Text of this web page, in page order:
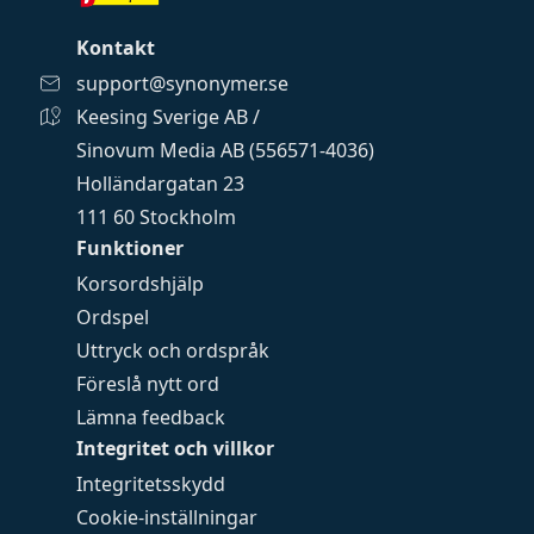
Funktioner
Korsordshjälp
Ordspel
Uttryck och ordspråk
Föreslå nytt ord
Lämna feedback
Integritet och villkor
Integritetsskydd
Cookie-inställningar
Kontakt
support@synonymer.se
Keesing Sverige AB /
Sinovum Media AB (556571-4036)
Holländargatan 23
111 60 Stockholm